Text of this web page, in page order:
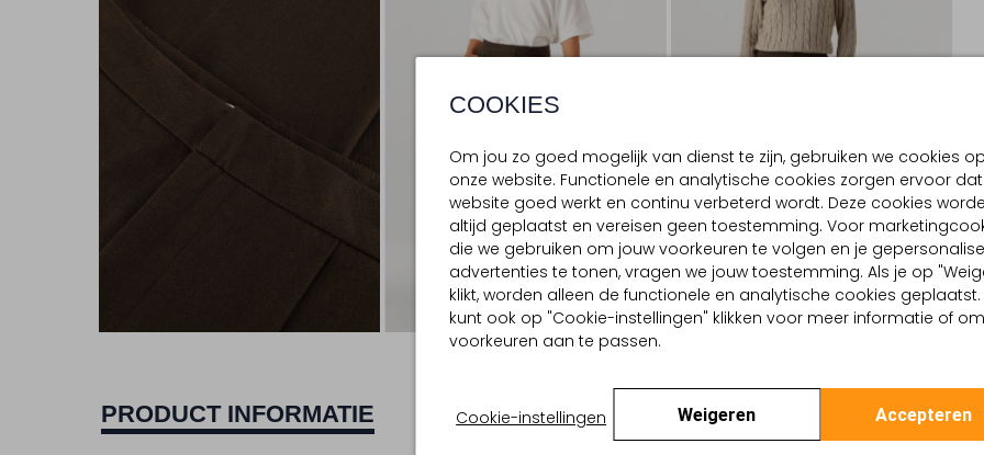
COOKIES
Om jou zo goed mogelijk van dienst te zijn, gebruiken we cookies op
onze website. Functionele en analytische cookies zorgen ervoor
website goed werkt en continu verbeterd wordt. Deze cookies
altijd geplaatst en vereisen geen toestemming. Voor
die we gebruiken om jouw voorkeuren te volgen en je
advertenties te tonen, vragen we jouw toestemming. Als je op
klikt, worden alleen de functionele en analytische cookies geplaatst.
kunt ook op "Cookie-instellingen" klikken voor meer informatie of
voorkeuren aan te passen.
Cookie-instellingen Weigeren Accepteren
Ontdek de look Ontdek de look
PRODUCT INFORMATIE BEZORGEN & RETOURNEREN